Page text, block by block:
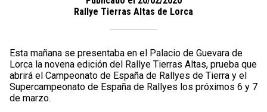
Rallye Tierras Altas de Lorca
Esta mañana se presentaba en el Palacio de Guevara de
Lorca la novena edición del Rallye Tierras Altas, prueba que
abrirá el Campeonato de España de Rallyes de Tierra y el
Supercampeonato de España de Rallyes los próximos 6 y 7
de marzo.